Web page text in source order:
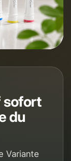
sofort
du
Variante